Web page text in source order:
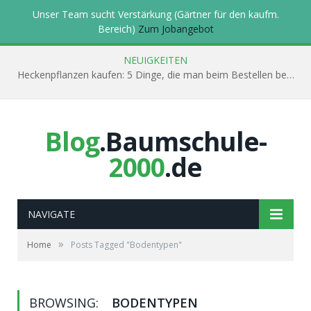
Unser Team sucht Verstärkung (Gärtner für den kaufm.
Bereich) Zum Jobangebot
NEUIGKEITEN
Heckenpflanzen kaufen: 5 Dinge, die man beim Bestellen beachten muss
Blog.Baumschule-
2000.de
NAVIGATE
Home » Posts Tagged "Bodentypen"
BROWSING: BODENTYPEN